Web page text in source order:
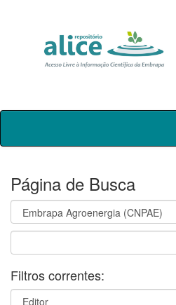
Skip
Página de Busca
Filtros correntes: